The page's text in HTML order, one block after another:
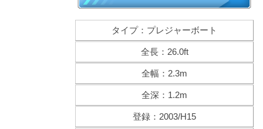
タイプ：プレジャーボート
全長：26.0ft
全幅：2.3m
全深：1.2m
登録：2003/H15